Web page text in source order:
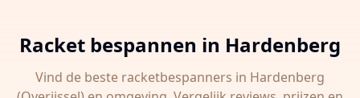
Racket bespannen in Hardenberg
Vind de beste racketbespanners in Hardenberg